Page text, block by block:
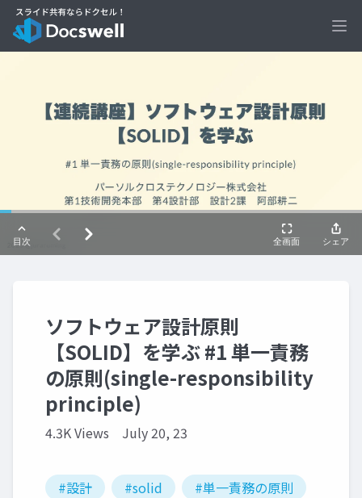
ソフトウェア設計原則
【SOLID】を学ぶ #1 単一責務
の原則(single-responsibility
principle)
4.3K Views July 20, 23
#設計 #solid
#単一責務の原則